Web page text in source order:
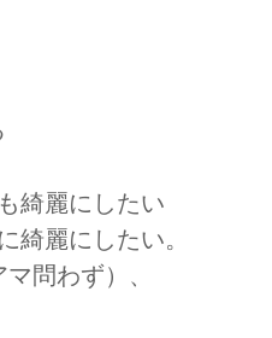
綺麗にしたい
綺麗にしたい。
問わず）、